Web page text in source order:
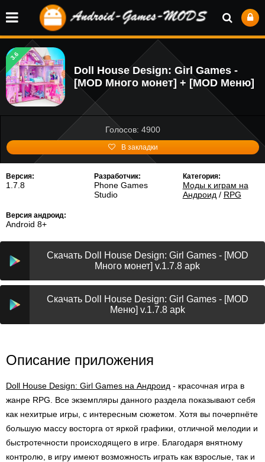
3.6
Doll House Design: Girl Games -
[MOD Много монет] + [MOD Меню]
Голосов: 4900
В закладки
Версия:
1.7.8
Разработчик:
Phone Games
Studio
Категория:
Моды к играм на
Андроид / RPG
Версия андроид:
Android 8+
Скачать Doll House Design: Girl Games - [MOD
Много монет] v.1.7.8 apk
Скачать Doll House Design: Girl Games - [MOD
Меню] v.1.7.8 apk
Описание приложения
Doll House Design: Girl Games на Андроид - красочная игра в
жанре RPG. Все экземпляры данного раздела показывают себя
как нехитрые игры, с интересным сюжетом. Хотя вы почерпнёте
большую массу восторга от яркой графики, отличной мелодии и
быстротечности происходящего в игре. Благодаря внятному
контролю, в игру имеют возможность играть как взрослые, так и